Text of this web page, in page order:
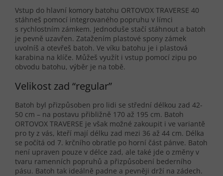
Vstup do hlavní komory batohu ORTOVOX TRAVERSE 40
stáhneš pomocí integrovaného popruhu v límci
s rychlostním zámkem. Jednoduše stačí stáhnout a batoh
je pevně uzavřen. Zatažením plastové spony zámek
uvolníš a otevřeš batoh. Ve víku batohu je i plastová
karabina na klíče. Můžeš využít i vstup pomocí zipu po
obvodu batohu, výběr je na tobě.
Velikost zad “regular”
Batoh byl přizpůsoben pro lidi se střední délkou zad 42-
50 cm – na postavu přibližně 170 až 195 cm. Batoh
ORTOVOX TRAVERSE je však možné zakoupit i ve variantě
pro ty z vás, kteří mají délku zad mezi 36 až 44 cm. Délka
se počítá od 7. krčního obratle po horní část pánve. Batoh
není upraven pouze v délce zad, ale také jde o změny v
tvaru ramenních popruhů a přizpůsobení bederního
pásu. Batoh tak ideálně padne a pevněji drží na zádech.